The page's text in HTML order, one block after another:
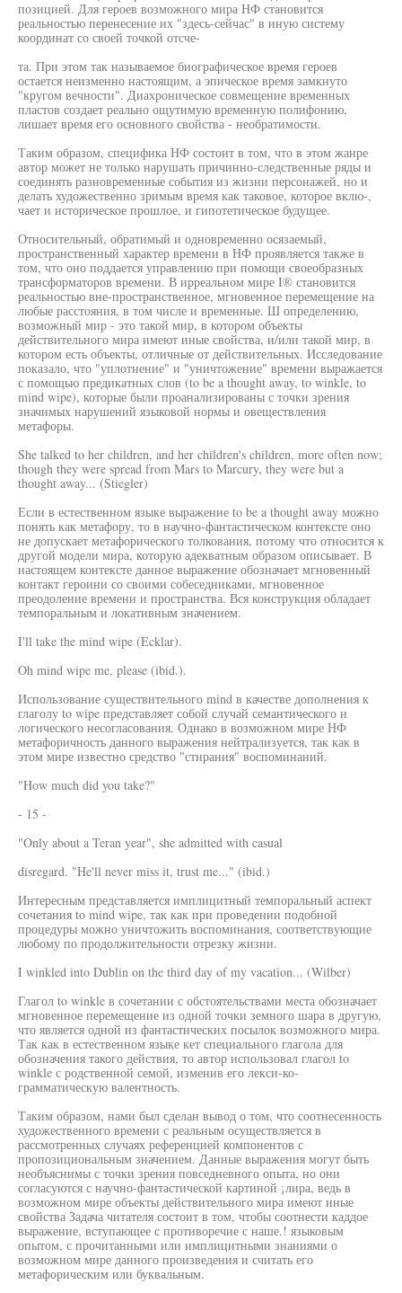
позицией. Для героев возможного мира НФ становится
реальностью перенесение их "здесь-сейчас" в иную систему
координат со своей точкой отсче-
та. При этом так называемое биографическое время героев
остается неизменно настоящим, а эпическое время замкнуто
"кругом вечности". Диахроническое совмещение временных
пластов создает реально ощутимую временную полифонию,
лишает время его основного свойства - необратимости.
Таким образом, специфика НФ состоит в том, что в этом жанре
автор может не только нарушать причинно-следственные ряды и
соединять разновременные события из жизни персонажей, но и
делать художественно зримым время как таковое, которое вклю-,
чает и историческое прошлое, и гипотетическое будущее.
Относительный, обратимый и одновременно осязаемый,
пространственный характер времени в НФ проявляется также в
том, что оно поддается управлению при помощи своеобразных
трансформаторов времени. В ирреальном мире I® становится
реальностью вне-пространственное, мгновенное перемещение на
любые расстояния, в том числе и временные. Ш определению,
возможный мир - это такой мир, в котором объекты
действительного мира имеют иные свойства, и/или такой мир, в
котором есть объекты, отличные от действительных. Исследование
показало, что "уплотнение" и "уничтожение" времени выражается
с помощью предикатных слов (to be a thought away, to winkle, to
mind wipe), которые были проанализированы с точки зрения
значимых нарушений языковой нормы и овеществления
метафоры.
She talked to her children, and her children's children, more often now;
though they were spread from Mars to Marcury, they were but a
thought away... (Stiegler)
Если в естественном языке выражение to be a thought away можно
понять как метафору, то в научно-фантастическом контексте оно
не допускает метафорического толкования, потому что относится к
другой модели мира, которую адекватным образом описывает. В
настоящем контексте данное выражение обозначает мгновенный
контакт героини со своими собеседниками, мгновенное
преодоление времени и пространства. Вся конструкция обладает
темпоральным и локативным значением.
I'll take the mind wipe (Ecklar).
Oh mind wipe me, please (ibid.).
Использование существительного mind в качестве дополнения к
глаголу to wipe представляет собой случай семантического и
логического несогласования. Однако в возможном мире НФ
метафоричность данного выражения нейтрализуется, так как в
этом мире известно средство "стирания" воспоминаний.
"How much did you take?"
- 15 -
"Only about a Teran year", she admitted with casual
disregard. "He'll never miss it, trust me..." (ibid.)
Интересным представляется имплицитный темпоральный аспект
сочетания to mind wipe, так как при проведении подобной
процедуры можно уничтожить воспоминания, соответствующие
любому по продолжительности отрезку жизни.
I winkled into Dublin on the third day of my vacation... (Wilber)
Глагол to winkle в сочетании с обстоятельствами места обозначает
мгновенное перемещение из одной точки земного шара в другую,
что является одной из фантастических посылок возможного мира.
Так как в естественном языке кет специального глагола для
обозначения такого действия, то автор использовал глагол to
winkle с родственной семой, изменив его лекси-ко-
грамматическую валентность.
Таким образом, нами был сделан вывод о том, что соотнесенность
художественного времени с реальным осуществляется в
рассмотренных случаях референцией компонентов с
пропозициональным значением. Данные выражения могут быть
необъяснимы с точки зрения повседневного опыта, но они
согласуются с научно-фантастической картиной ¡лира, ведь в
возможном мире объекты действительного мира имеют иные
свойства Задача читателя состоит в том, чтобы соотнести каддое
выражение, вступающее с противоречие с наше.! языковым
опытом, с прочитанными или имплицитными знаниями о
возможном мире данного произведения и считать его
метафорическим или буквальным.